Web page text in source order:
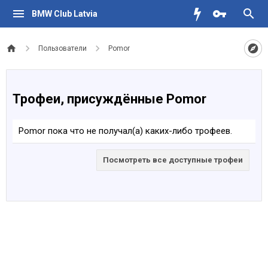
BMW Club Latvia
Пользователи Pomor
Трофеи, присуждённые Pomor
Pomor пока что не получал(а) каких-либо трофеев.
Посмотреть все доступные трофеи